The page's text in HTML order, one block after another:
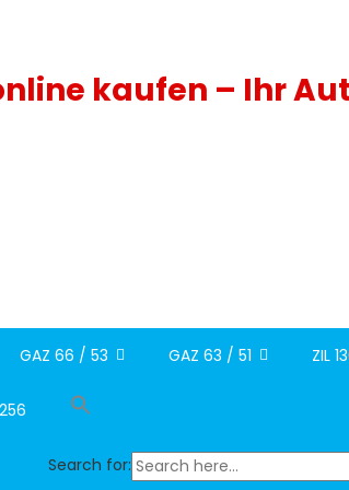
kaufen – Ihr
GAZ 66 / 53 GAZ 63 / 51 ZIL
Search for: